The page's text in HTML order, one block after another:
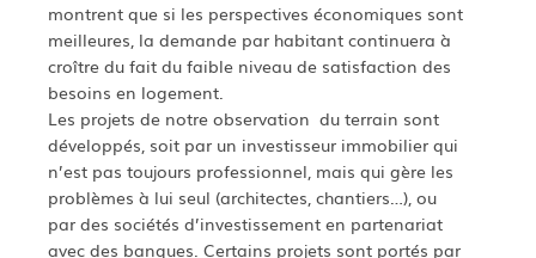
montrent que si les perspectives économiques sont
meilleures, la demande par habitant continuera à
croître du fait du faible niveau de satisfaction des
besoins en logement.
Les projets de notre observation du terrain sont
développés, soit par un investisseur immobilier qui
n’est pas toujours professionnel, mais qui gère les
problèmes à lui seul (architectes, chantiers…), ou
par des sociétés d’investissement en partenariat
avec des banques. Certains projets sont portés par